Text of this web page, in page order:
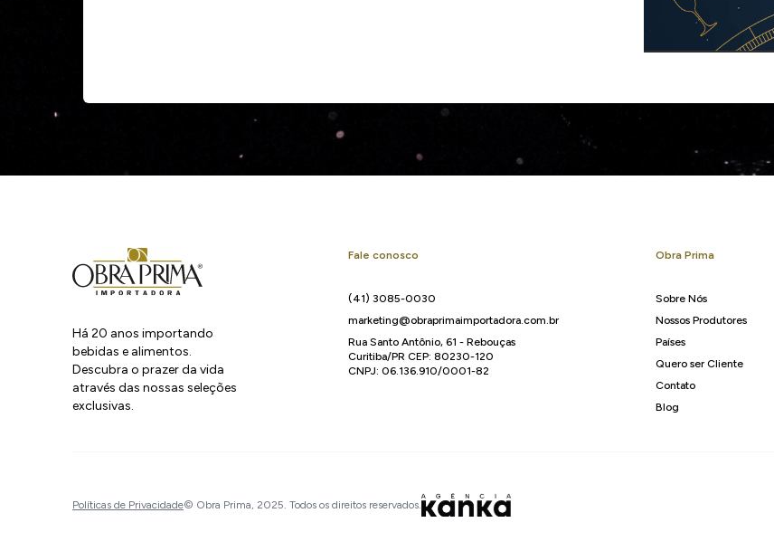
Há 20 anos importando
bebidas e alimentos.
Descubra o prazer da vida
através das nossas seleções
exclusivas.
Fale conosco
(41) 3085-0030
marketing@obraprimaimportadora.com.br
Rua Santo Antônio, 61 - Rebouças
Curitiba/PR CEP: 80230-120
CNPJ: 06.136.910/0001-82
Obra Prima
Sobre Nós
Nossos Produtores
Países
Quero ser Cliente
Contato
Blog
Políticas de Privacidade© Obra Prima, 2025. Todos os direitos reservados.